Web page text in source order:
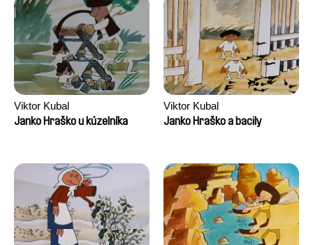
Viktor Kubal
Janko Hraško u kúzelníka
Viktor Kubal
Janko Hraško a bacily